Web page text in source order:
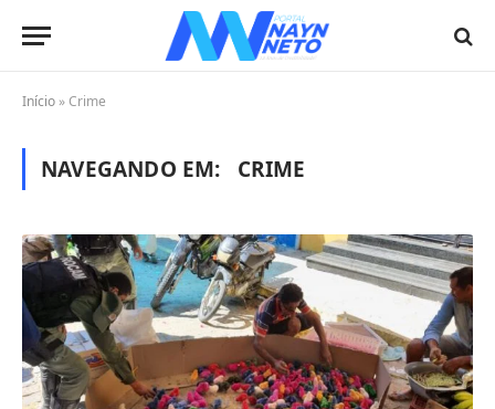
Início »Crime
NAVEGANDO EM: CRIME